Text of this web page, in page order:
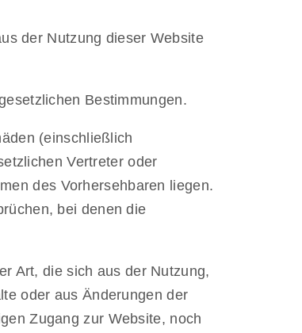
der Nutzung dieser Website
Bestimmungen.
(einschließlich
Vertreter oder
des Vorhersehbaren liegen.
bei denen die
Art, die sich aus der Nutzung,
oder aus Änderungen der
Zugang zur Website, noch